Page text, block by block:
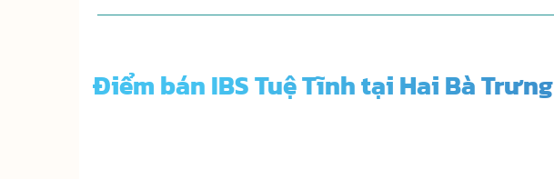
Điểm bán IBS Tuệ Tĩnh tại Hai Bà Trưng